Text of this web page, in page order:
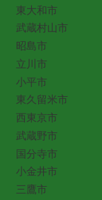
東大和市
武蔵村山市
昭島市
立川市
小平市
東久留米市
西東京市
武蔵野市
国分寺市
小金井市
三鷹市